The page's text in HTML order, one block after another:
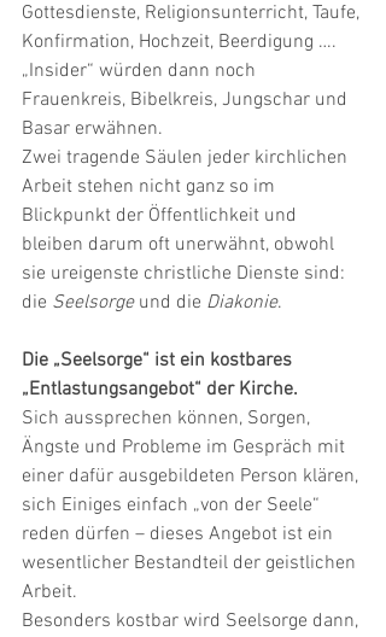
Gottesdienste, Religionsunterricht, Taufe,
Konfirmation, Hochzeit, Beerdigung ….
„Insider“ würden dann noch
Frauenkreis, Bibelkreis, Jungschar und
Basar erwähnen.
Zwei tragende Säulen jeder kirchlichen
Arbeit stehen nicht ganz so im
Blickpunkt der Öffentlichkeit und
bleiben darum oft unerwähnt, obwohl
sie ureigenste christliche Dienste sind:
die Seelsorge und die Diakonie.
Die „Seelsorge“ ist ein kostbares
„Entlastungsangebot“ der Kirche.
Sich aussprechen können, Sorgen,
Ängste und Probleme im Gespräch mit
einer dafür ausgebildeten Person klären,
sich Einiges einfach „von der Seele“
reden dürfen – dieses Angebot ist ein
wesentlicher Bestandteil der geistlichen
Arbeit.
Besonders kostbar wird Seelsorge dann,